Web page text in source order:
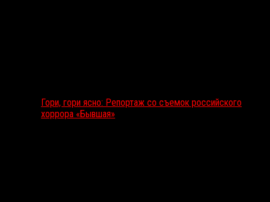
Гори, гори ясно: Репортаж со съемок российского
хоррора «Бывшая»